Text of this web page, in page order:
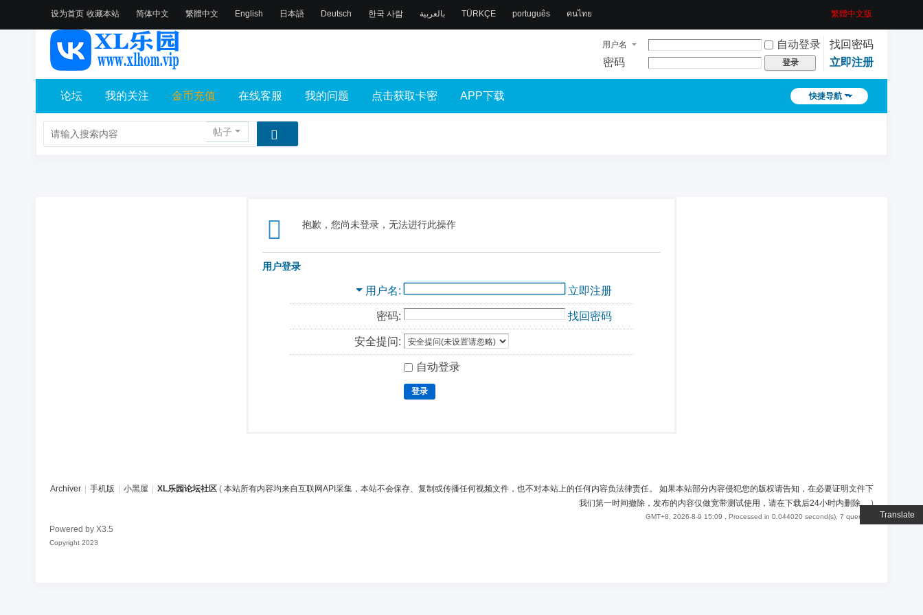
设为首页 收藏本站
Translate
简体中文 繁體中文 English 日本語 Deutsch 한국 사람 بالعربية TÜRKÇE português คนไทย 繁體中文版
用户名 自动登录
找回密码
密码
登录 立即注册
快捷导航
论坛 我的关注 金币充值 在线客服 我的问题 点击获取卡密 APP下载
帖子
抱歉，您尚未登录，无法进行此操作
用户登录
用户名 立即注册
密码: 找回密码
安全提问:
自动登录
登录
Archiver 手机版 小黑屋 XL乐园论坛社区 ( 本站所有内容均来自互联网API采集，本站不会保存、复制或传播任何视频文件，也不对本站上的任何内容负法律责任。 如果本站部分内容侵犯您的版权请告知，在必要证明文件下
我们第一时间撤除，发布的内容仅做宽带测试使用，请在下载后24小时内删除。)
GMT+8, 2026-8-9 15:09 , Processed in 0.044020 second(s), 7 queries .
Powered by X3.5
Copyright 2023